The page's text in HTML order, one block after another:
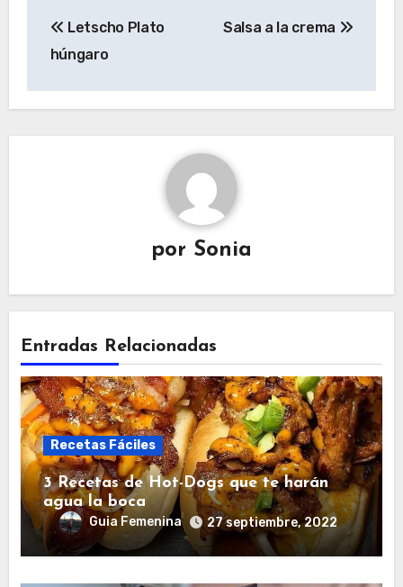
de
Letscho Plato
húngaro
Salsa a la crema
por Sonia
Entradas Relacionadas
Recetas Fáciles
3 Recetas de Hot-Dogs que te harán
agua la boca
Guia Femenina 27 septiembre, 2022